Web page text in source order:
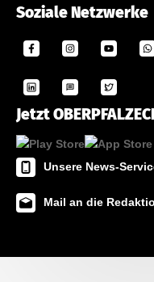
Soziale Netzwerke
Jetzt
Unsere News-
Mail an die